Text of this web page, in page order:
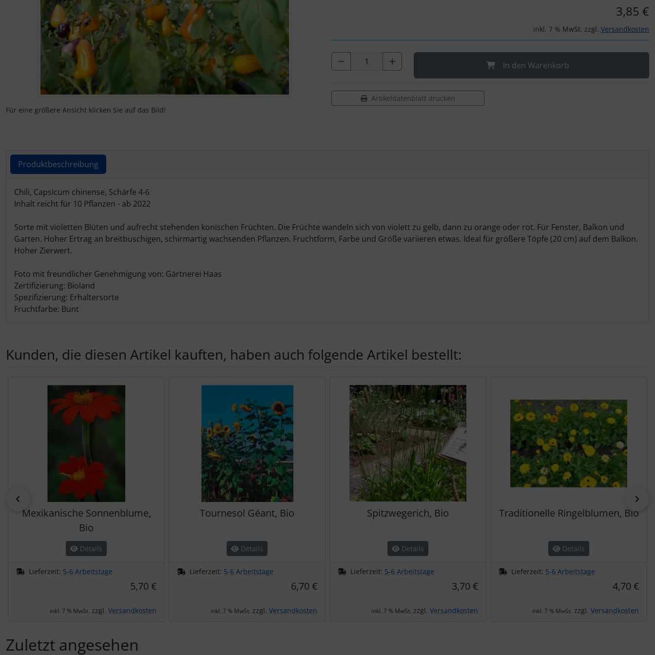
Für eine größere Ansicht klicken Sie auf das Bild!
3,85 €
inkl. 7 % MwSt. zzgl. Versandkosten
In den Warenkorb
Artikeldatenblatt drucken
Produktbeschreibung
Produktbeschreibung
Chili, Capsicum chinense, Schärfe 4-6
Inhalt reicht für 10 Pflanzen - ab 2022
Sorte mit violetten Blüten und aufrecht stehenden konischen Früchten. Die Früchte wandeln sich von violett zu gelb, dann zu orange oder rot. Für Fenster, Balkon und
Garten. Hoher Ertrag an breitbuschigen, schirmartig wachsenden Pflanzen. Fruchtform, Farbe und Größe variieren etwas. Ideal für größere Töpfe (20 cm) auf dem Balkon.
Hoher Zierwert.
Foto mit freundlicher Genehmigung von: Gärtnerei Haas
Zertifizierung: Bioland
Spezifizierung: Erhaltersorte
Fruchtfarbe: Bunt
Kunden, die diesen Artikel kauften, haben auch folgende Artikel bestellt:
Mexikanische Sonnenblume,
Bio
Details
Lieferzeit: 5-6 Arbeitstage
5,70 €
inkl. 7 % MwSt. zzgl. Versandkosten
Tournesol Géant, Bio
Details
Lieferzeit: 5-6 Arbeitstage
6,70 €
inkl. 7 % MwSt. zzgl. Versandkosten
Spitzwegerich, Bio
Details
Lieferzeit: 5-6 Arbeitstage
3,70 €
inkl. 7 % MwSt. zzgl. Versandkosten
Traditionelle Ringelblumen, Bio
Details
Lieferzeit: 5-6 Arbeitstage
4,70 €
inkl. 7 % MwSt. zzgl. Versandkosten
Zuletzt angesehen